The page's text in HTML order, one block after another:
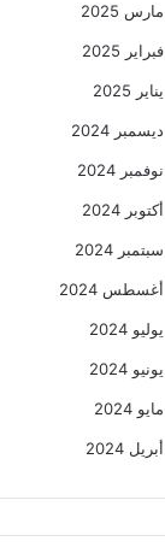
مارس 2025
فبراير 2025
يناير 2025
ديسمبر 2024
نوفمبر 2024
أكتوبر 2024
سبتمبر 2024
أغسطس 2024
يوليو 2024
يونيو 2024
مايو 2024
أبريل 2024